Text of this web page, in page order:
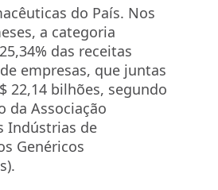
do País. Nos
a categoria
das receitas
empresas, que juntas
22,14 bilhões, segundo
da Associação
Indústrias de
Genéricos